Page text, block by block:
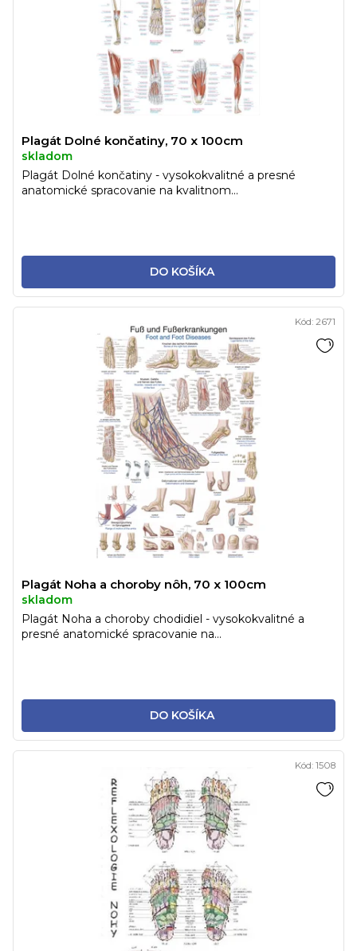
Plagát Dolné končatiny, 70 x 100cm
skladom
DO KOŠÍKA
Plagát Dolné končatiny - vysokokvalitné a presné
anatomické spracovanie na kvalitnom...
Plagát Noha a choroby nôh, 70 x 100cm
skladom
DO KOŠÍKA
Plagát Noha a choroby chodidiel - vysokokvalitné a
presné anatomické spracovanie na...
Kód: 2671
Kód: 1508